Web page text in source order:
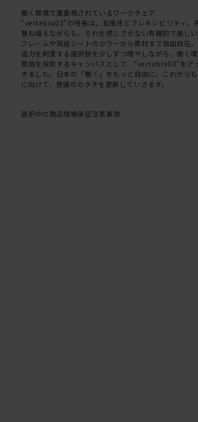
働く環境で重要視されているワークチェア
“vertebra03”の特長は、拡張性とフレキシビリティ。
兼ね備えながらも、それを感じさせない有機的で美しい
フレームや背座シートのカラーから素材まで自由自在
造力を刺激する選択肢を少しずつ増やしながら、働く
意識を投影するキャンバスとして、“vertebra03”をア
きました。日本の「働く」をもっと自由に。これから
に向けて、普遍のカタチを更新していきます。
選択中の商品情報保証注意事項